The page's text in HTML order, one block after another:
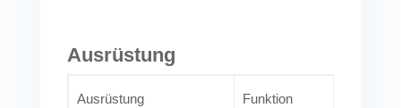
Ausrüstung
Ausrüstung Funktion